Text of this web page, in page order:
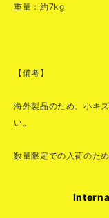
重量：約7kg
【備考】
海外製品のため、小キ
い。
数量限定での入荷のた